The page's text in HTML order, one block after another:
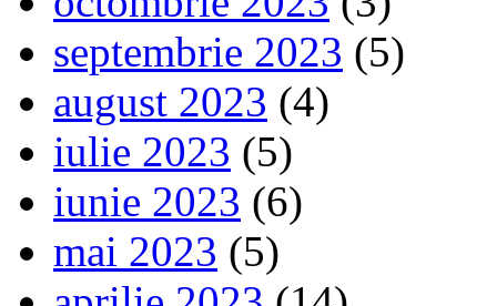
septembrie 2023 (5)
august 2023 (4)
iulie 2023 (5)
iunie 2023 (6)
mai 2023 (5)